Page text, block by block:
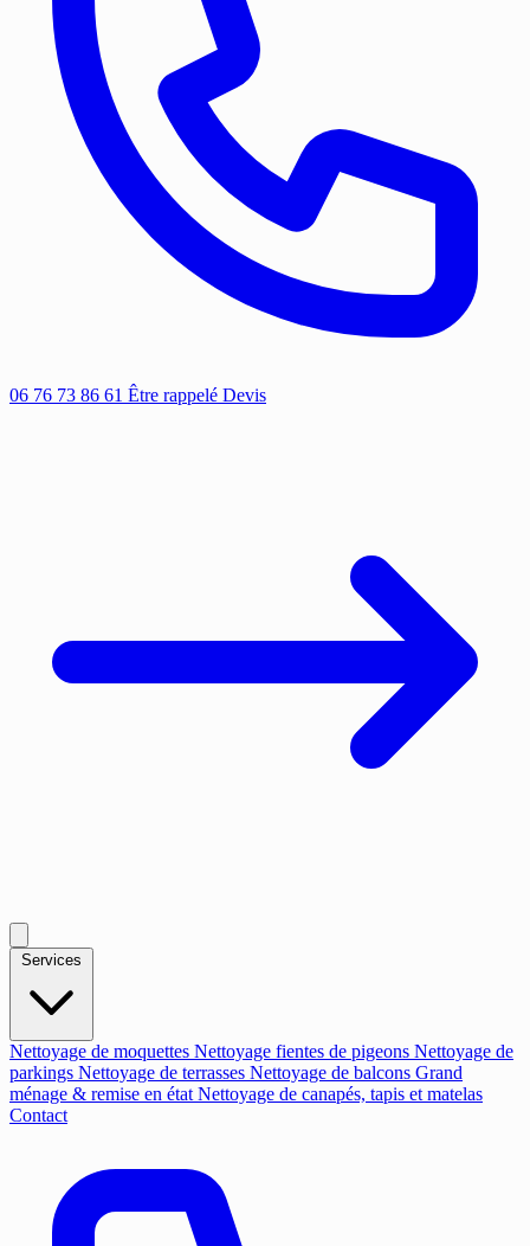
06 76 73 86 61 Être rappelé Devis
Nettoyage de moquettes Nettoyage fientes de pigeons Nettoyage de
parkings Nettoyage de terrasses Nettoyage de balcons Grand
ménage & remise en état Nettoyage de canapés, tapis et matelas
Contact